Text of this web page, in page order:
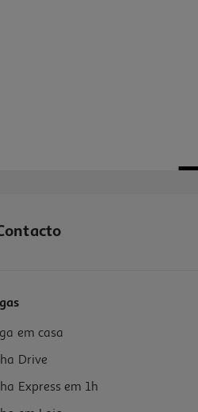
em casa
Drive
Express em 1h